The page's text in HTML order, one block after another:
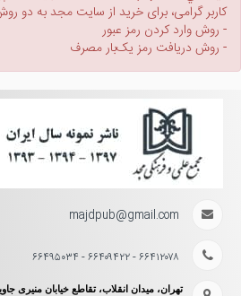
کاربر گرامی، برای خرید از سایت مجد به دو
- روش وارد کردن رمز عبور
- روش دریافت رمز یک‌بار مصرف
majdpub@gmail.com
۶۶۴۱۲۰۷۸ - ۶۶۴۰۹۴۲۲ - ۶۶۴۹۵۰۳۴
تهران، میدان انقلاب، تقاطع خیابان منیری